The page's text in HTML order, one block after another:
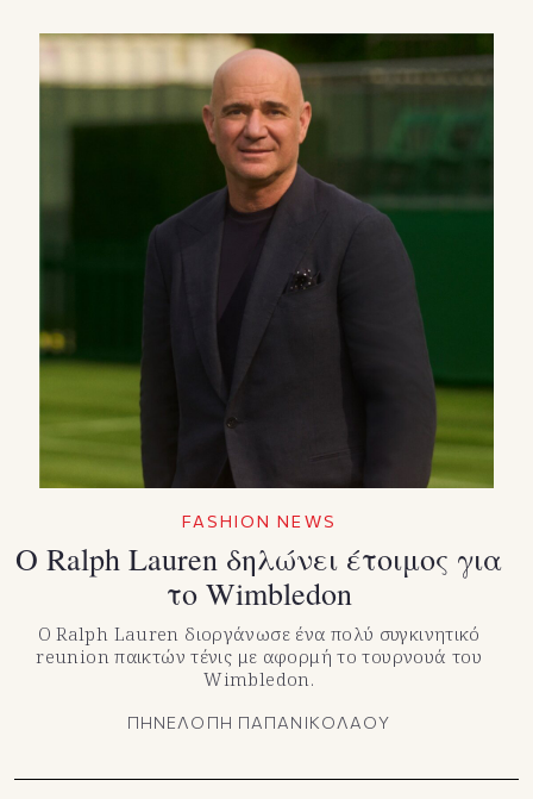
FASHION NEWS
Ο Ralph Lauren δηλώνει έτοιμος για
το Wimbledon
O Ralph Lauren διοργάνωσε ένα πολύ συγκινητικό
reunion παικτών τένις με αφορμή το τουρνουά του
Wimbledon.
ΠΗΝΕΛΟΠΗ ΠΑΠΑΝΙΚΟΛΑΟΥ